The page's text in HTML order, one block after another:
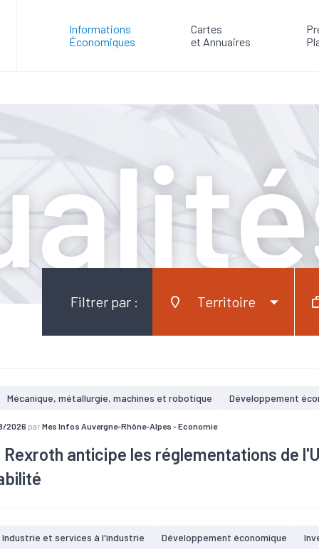
Informations
Économiques
Cartes
et Annuaires
Filtrer par : Territoire
Mécanique, métallurgie, machines et robotique Développement
2026 par Mes Infos Auvergne-Rhône-Alpes - Economie
Rexroth anticipe les réglementations de
Industrie et services à l'industrie Développement économique